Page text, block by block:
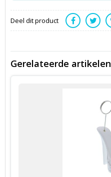
Deel dit product
Gerelateerde artikelen